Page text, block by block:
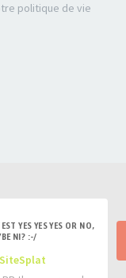
politique de vie
YES YES YES OR NO,
NI? :-/
SiteSplat